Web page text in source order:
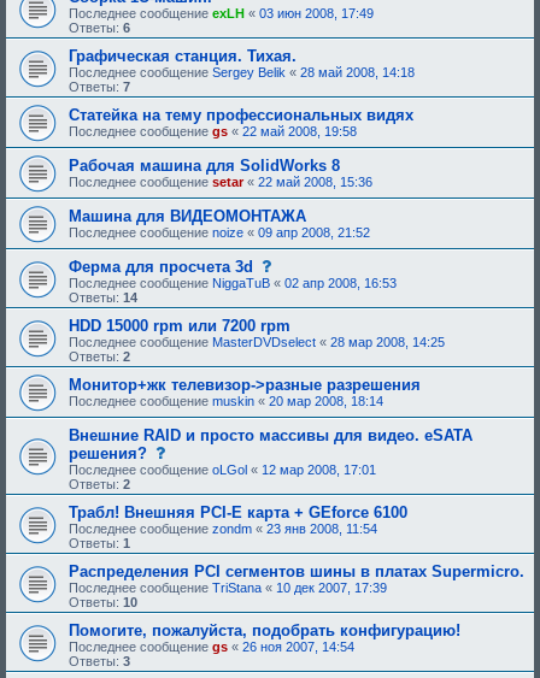
и
Последнее сообщение exLH « 03 июн 2008, 17:49
Ответы: 6
Графическая станция. Тихая.
Последнее сообщение Sergey Belik « 28 май 2008, 14:18
Ответы: 7
Статейка на тему профессиональных видях
Последнее сообщение gs « 22 май 2008, 19:58
Рабочая машина для SolidWorks 8
Последнее сообщение setar« 22 май 2008, 15:36
Машина для ВИДЕОМОНТАЖА
Последнее сообщение noize « 09 апр 2008, 21:52
Ферма для просчета 3d
о
б
щ
е
н
и
е
,
т
р
е
у
щ
е
е
о
д
о
б
р
е
н
и
я
:
Последнее сообщение NiggaTuB « 02 апр 2008, 16:53
Ответы: 14
HDD 15000 rpm или 7200 rpm
Последнее сообщение MasterDVDselect « 28 мар 2008, 14:25
Ответы: 2
Монитор+жк телевизор->разные разрешения
Последнее сообщение muskin « 20 мар 2008, 18:14
Внешние RAID и просто массивы для видео. eSATA
решения?
о
о
б
щ
е
н
и
е
,
т
р
б
у
Последнее сообщение oLGol « 12 мар 2008, 17:01
Ответы: 2
Трабл! Внешняя PCI-E карта + GEforce 6100
Последнее сообщение zondm « 23 янв 2008, 11:54
Ответы: 1
Распределения PCI сегментов шины в платах Supermicro.
Последнее сообщение TriStana « 10 дек 2007, 17:39
Ответы: 10
Помогите, пожалуйста, подобрать конфигурацию!
Последнее сообщение gs « 26 ноя 2007, 14:54
Ответы: 3